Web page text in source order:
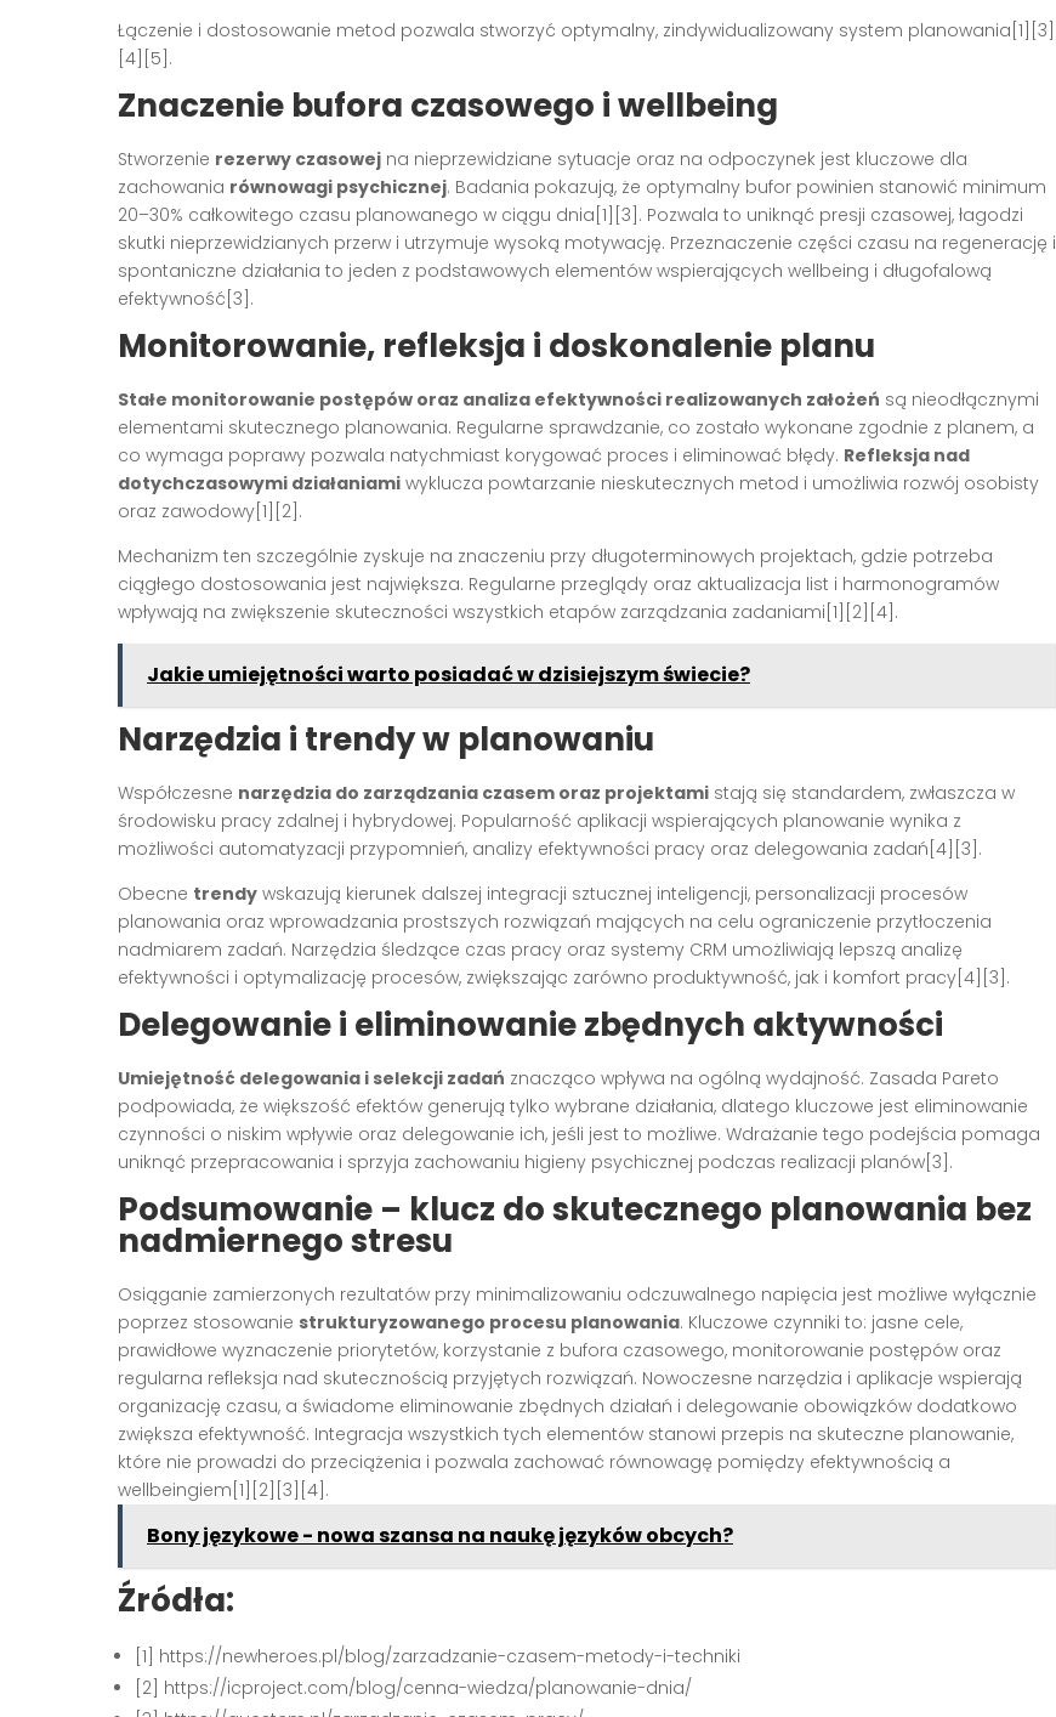
Łączenie i dostosowanie metod pozwala stworzyć optymalny, zindywidualizowany system planowania[1][3]
[4][5].
Znaczenie bufora czasowego i wellbeing
Stworzenie rezerwy czasowej na nieprzewidziane sytuacje oraz na odpoczynek jest kluczowe dla
zachowania równowagi psychicznej. Badania pokazują, że optymalny bufor powinien stanowić minimum
20–30% całkowitego czasu planowanego w ciągu dnia[1][3]. Pozwala to uniknąć presji czasowej, łagodzi
skutki nieprzewidzianych przerw i utrzymuje wysoką motywację. Przeznaczenie części czasu na regenerację i
spontaniczne działania to jeden z podstawowych elementów wspierających wellbeing i długofalową
efektywność[3].
Monitorowanie, refleksja i doskonalenie planu
Stałe monitorowanie postępów oraz analiza efektywności realizowanych założeń są nieodłącznymi
elementami skutecznego planowania. Regularne sprawdzanie, co zostało wykonane zgodnie z planem, a
co wymaga poprawy pozwala natychmiast korygować proces i eliminować błędy. Refleksja nad
dotychczasowymi działaniami wyklucza powtarzanie nieskutecznych metod i umożliwia rozwój osobisty
oraz zawodowy[1][2].
Mechanizm ten szczególnie zyskuje na znaczeniu przy długoterminowych projektach, gdzie potrzeba
ciągłego dostosowania jest największa. Regularne przeglądy oraz aktualizacja list i harmonogramów
wpływają na zwiększenie skuteczności wszystkich etapów zarządzania zadaniami[1][2][4].
Jakie umiejętności warto posiadać w dzisiejszym świecie?
Narzędzia i trendy w planowaniu
Współczesne narzędzia do zarządzania czasem oraz projektami stają się standardem, zwłaszcza w
środowisku pracy zdalnej i hybrydowej. Popularność aplikacji wspierających planowanie wynika z
możliwości automatyzacji przypomnień, analizy efektywności pracy oraz delegowania zadań[4][3].
Obecne trendy wskazują kierunek dalszej integracji sztucznej inteligencji, personalizacji procesów
planowania oraz wprowadzania prostszych rozwiązań mających na celu ograniczenie przytłoczenia
nadmiarem zadań. Narzędzia śledzące czas pracy oraz systemy CRM umożliwiają lepszą analizę
efektywności i optymalizację procesów, zwiększając zarówno produktywność, jak i komfort pracy[4][3].
Delegowanie i eliminowanie zbędnych aktywności
Umiejętność delegowania i selekcji zadań znacząco wpływa na ogólną wydajność. Zasada Pareto
podpowiada, że większość efektów generują tylko wybrane działania, dlatego kluczowe jest eliminowanie
czynności o niskim wpływie oraz delegowanie ich, jeśli jest to możliwe. Wdrażanie tego podejścia pomaga
uniknąć przepracowania i sprzyja zachowaniu higieny psychicznej podczas realizacji planów[3].
Podsumowanie – klucz do skutecznego planowania bez
nadmiernego stresu
Osiąganie zamierzonych rezultatów przy minimalizowaniu odczuwalnego napięcia jest możliwe wyłącznie
poprzez stosowanie strukturyzowanego procesu planowania. Kluczowe czynniki to: jasne cele,
prawidłowe wyznaczenie priorytetów, korzystanie z bufora czasowego, monitorowanie postępów oraz
regularna refleksja nad skutecznością przyjętych rozwiązań. Nowoczesne narzędzia i aplikacje wspierają
organizację czasu, a świadome eliminowanie zbędnych działań i delegowanie obowiązków dodatkowo
zwiększa efektywność. Integracja wszystkich tych elementów stanowi przepis na skuteczne planowanie,
które nie prowadzi do przeciążenia i pozwala zachować równowagę pomiędzy efektywnością a
wellbeingiem[1][2][3][4].
Bony językowe - nowa szansa na naukę języków obcych?
Źródła:
[1] https://newheroes.pl/blog/zarzadzanie-czasem-metody-i-techniki
[2] https://icproject.com/blog/cenna-wiedza/planowanie-dnia/